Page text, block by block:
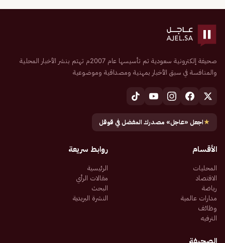
صحيفة إلكترونية سعودية تم تأسيسها عام 2007م تهتم بنشر الأخبار المحلية
والمنافسة في سبق الأخبار بمهنية ومصداقية وموضوعية
★اجعل «عاجل» مصدرك المفضل في قوقل
الأقسام
المحليات
الاقتصاد
رياضة
مدارات عالمية
وظائف
الترفيه
روابط سريعة
الرئيسية
مقالات الرأي
البحث
النشرة البريدية
الصحيفة